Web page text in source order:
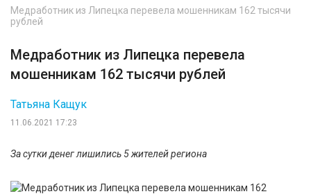
Медработник из Липецка перевела мошенникам 162 тысячи
рублей
Медработник из Липецка перевела
мошенникам 162 тысячи рублей
11.06.2021 17:23
Татьяна Кащук
За сутки денег лишились 5 жителей региона